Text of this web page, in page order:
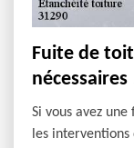
Fuite de
nécessaires
Si vous avez
les